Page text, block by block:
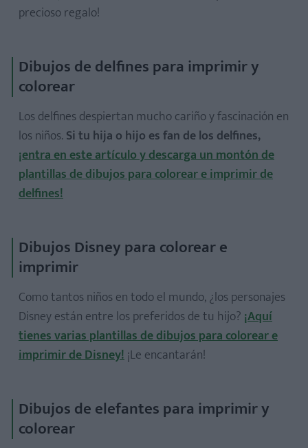
precioso regalo!
Dibujos de delfines para imprimir y
colorear
Los delfines despiertan mucho cariño y fascinación en
los niños. Si tu hija o hijo es fan de los delfines,
¡entra en este artículo y descarga un montón de
plantillas de dibujos para colorear e imprimir de
delfines!
Dibujos Disney para colorear e
imprimir
Como tantos niños en todo el mundo, ¿los personajes
Disney están entre los preferidos de tu hijo? ¡Aquí
tienes varias plantillas de dibujos para colorear e
imprimir de Disney!¡Le encantarán!
Dibujos de elefantes para imprimir y
colorear